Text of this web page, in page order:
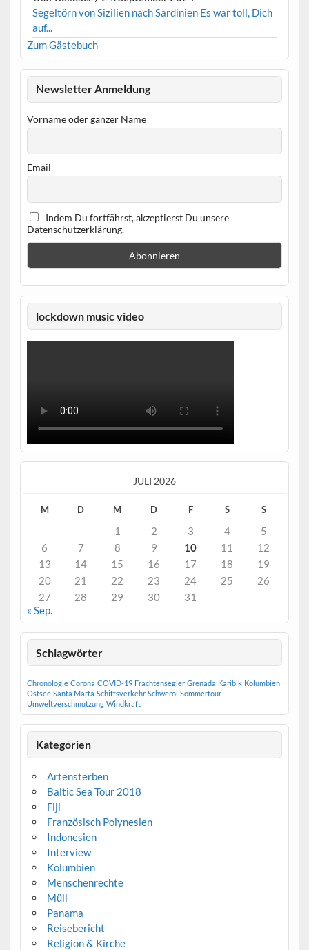
Segeltörn von Sizilien nach Sardinien Es war toll, Dich
auf...
Zum Gästebuch
Newsletter Anmeldung
Vorname oder ganzer Name
Email
Indem Du fortfährst, akzeptierst Du unsere
Datenschutzerklärung.
lockdown music video
JULI 2026
M D M D F S S
1 2 3 4
5
6
7 8 9 10 11
12
13
14 15 16 17 18
19
20
21 22 23 24 25
26
27
28 29 30
31
« Sep.
Schlagwörter
Chronologie Corona COVID-19 Frachtensegler Grenada Karibik Kolumbien
Ostsee Santa Marta Schiffsverkehr Schweröl Sommertour
Umweltverschmutzung Windkraft
Kategorien
Artensterben
Baltic Sea Tour 2018
Fiji
Französisch Polynesien
Indonesien
Interview
Kolumbien
Menschenrechte
Müll
Panama
Reisebericht
Religion & Kirche